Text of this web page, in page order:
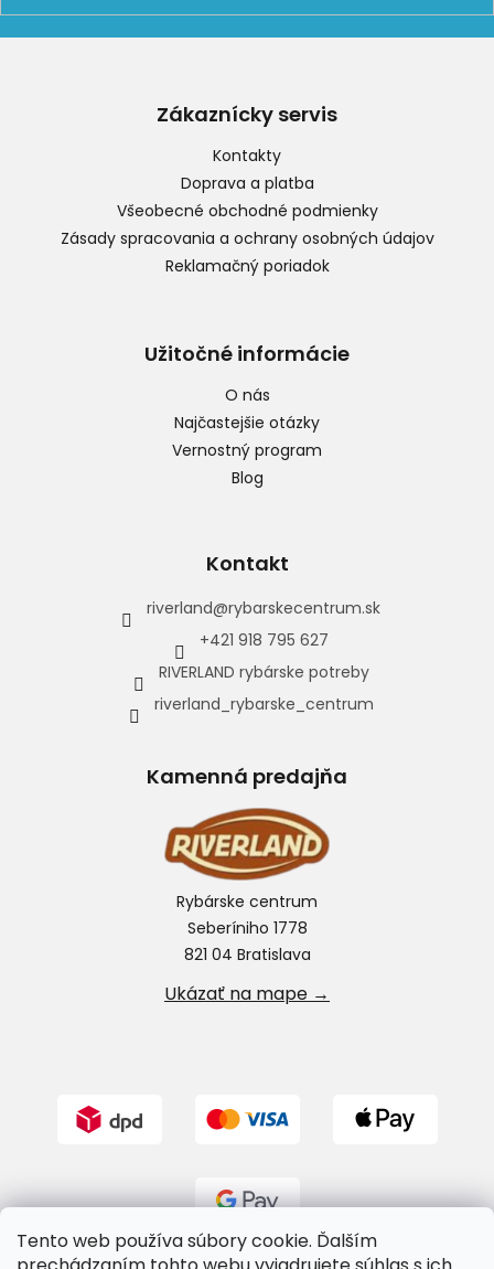
Tento web používa súbory cookie. Ďalším
Zákaznícky servis
Kontakty
Doprava a platba
Všeobecné obchodné podmienky
Zásady spracovania a ochrany osobných údajov
Reklamačný poriadok
Užitočné informácie
O nás
Najčastejšie otázky
Vernostný program
Blog
Kontakt
riverland@rybarskecentrum.sk
+421 918 795 627
RIVERLAND rybárske potreby
riverland_rybarske_centrum
Kamenná predajňa
Rybárske centrum
Seberíniho 1778
821 04 Bratislava
Ukázať na mape →